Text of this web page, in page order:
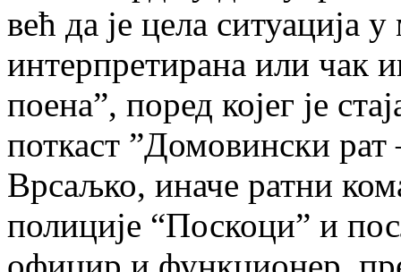
већ да је цела ситуација
интерпретирана или чак
поена”, поред којег је
поткаст ”Домовински
Врсаљко, иначе ратни
полиције “Поскоци” и